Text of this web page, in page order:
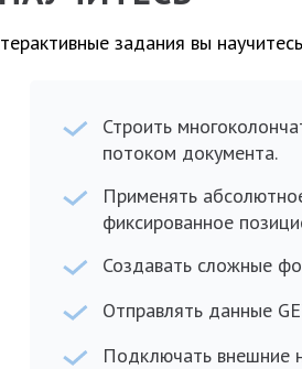
задания вы
Строить
потоком документа.
Применять
фиксированное
Создавать сложные
Отправлять данные
Подключать внешние